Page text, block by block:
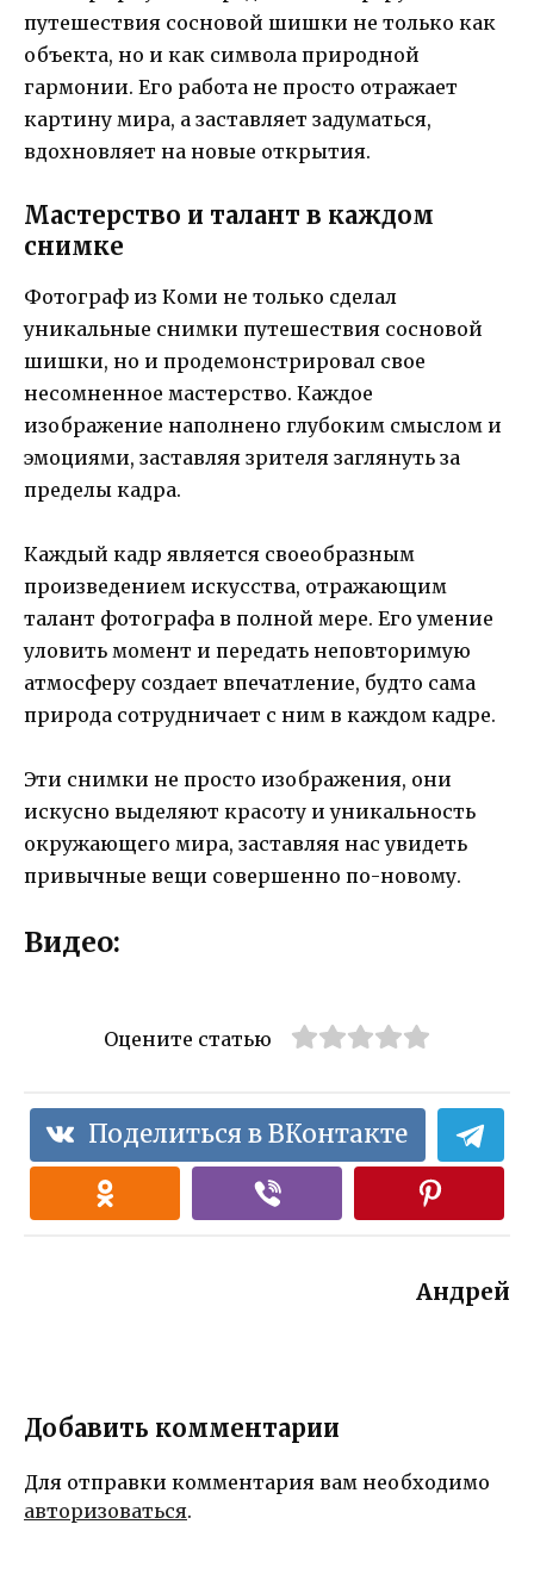
путешествия сосновой шишки не только как
объекта, но и как символа природной
гармонии. Его работа не просто отражает
картину мира, а заставляет задуматься,
вдохновляет на новые открытия.
Мастерство и талант в каждом
снимке
Фотограф из Коми не только сделал
уникальные снимки путешествия сосновой
шишки, но и продемонстрировал свое
несомненное мастерство. Каждое
изображение наполнено глубоким смыслом и
эмоциями, заставляя зрителя заглянуть за
пределы кадра.
Каждый кадр является своеобразным
произведением искусства, отражающим
талант фотографа в полной мере. Его умение
уловить момент и передать неповторимую
атмосферу создает впечатление, будто сама
природа сотрудничает с ним в каждом кадре.
Эти снимки не просто изображения, они
искусно выделяют красоту и уникальность
окружающего мира, заставляя нас увидеть
привычные вещи совершенно по-новому.
Видео:
Оцените статью
Поделиться в ВКонтакте
Андрей
Добавить комментарии
Для отправки комментария вам необходимо
авторизоваться.